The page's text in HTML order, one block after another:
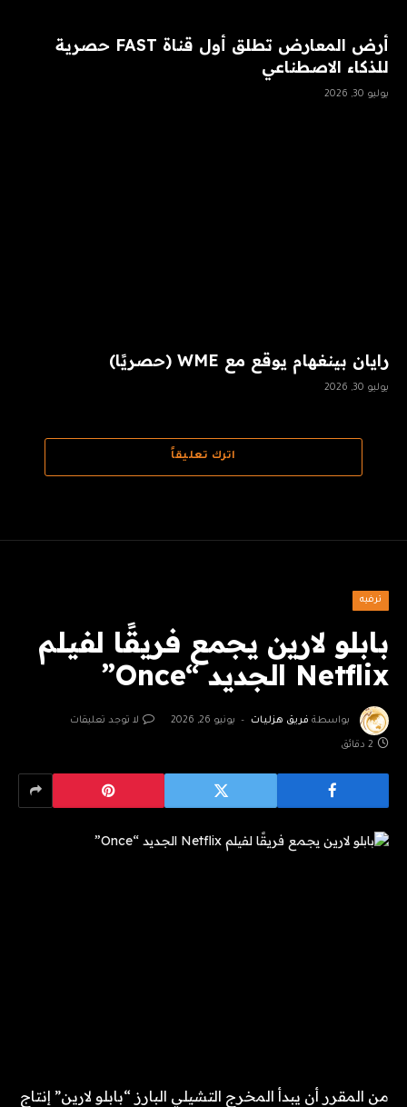
أرض المعارض تطلق أول قناة FAST حصرية
للذكاء الاصطناعي
يوليو 30, 2026
رايان بينغهام يوقع مع WME (حصريًا)
يوليو 30, 2026
اترك تعليقاً
ترفيه
بابلو لارين يجمع فريقًا لفيلم
Netflix الجديد “Once”
بواسطة فريق هزليات يونيو 26, 2026 لا توجد تعليقات
2 دقائق
من المقرر أن يبدأ المخرج التشيلي البارز “بابلو لارين” إنتاج